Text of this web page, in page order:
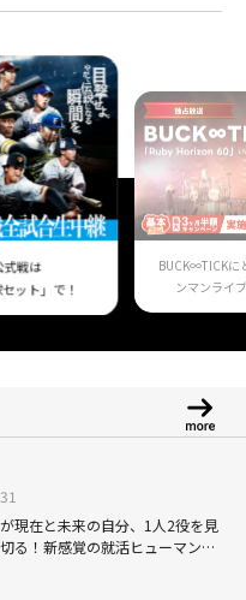
戦は
ット」で！
BUCK∞TICKに
ンマンライ
現在と未来の自分、1人2役を見
る！新感覚の就活ヒューマンス